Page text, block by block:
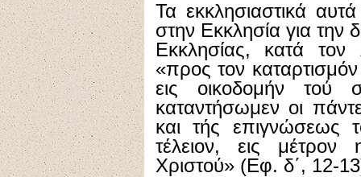
Τα εκκλησιαστικά
στην Εκκλησία για την
Εκκλησίας, κατά
«προς τον
εις οικοδομήν τού
καταντήσωμεν οι
και τής επιγνώσεως
τέλειον, εις
Χριστού» (Εφ. δ΄, 12-